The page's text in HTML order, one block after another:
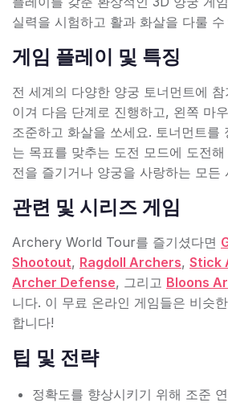
실력을 시험하고 활과 화살을 다룰
게임 플레이 및 특징
전 세계의 다양한 양궁 토너먼트에
이겨 다음 단계로 진행하고, 왼쪽 마
조준하고 화살을 쏘세요. 토너먼트를
는 목표를 맞추는 도전 모드에 도전
전을 즐기거나 양궁을 사랑하는 모든
관련 및 시리즈 게임
Archery World Tour를 즐기셨다면
Shootout, Ragdoll Archers, Stick
Archer Defense, 그리고 Bloons
니다. 이 무료 온라인 게임들은 비슷
합니다!
팁 및 전략
정확도를 향상시키기 위해 조준